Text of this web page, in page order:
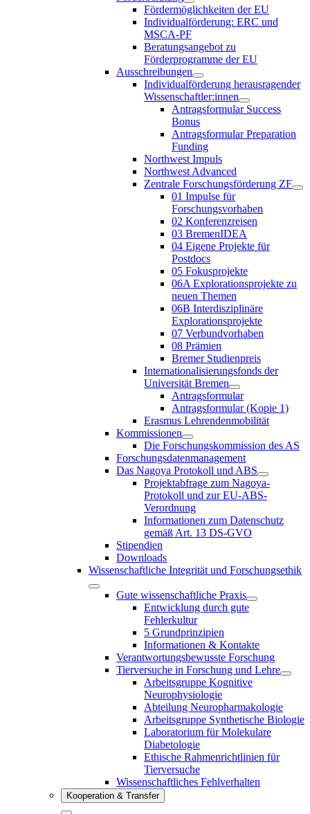
Fördermöglichkeiten der EU
Individualförderung: ERC und
MSCA-PF
Beratungsangebot zu
Förderprogramme der EU
Ausschreibungen
Individualförderung herausragender
Wissenschaftler:innen
Antragsformular Success
Bonus
Antragsformular Preparation
Funding
Northwest Impuls
Northwest Advanced
Zentrale Forschungsförderung ZF
01 Impulse für
Forschungsvorhaben
02 Konferenzreisen
03 BremenIDEA
04 Eigene Projekte für
Postdocs
05 Fokusprojekte
06A Explorationsprojekte zu
neuen Themen
06B Interdisziplinäre
Explorationsprojekte
07 Verbundvorhaben
08 Prämien
Bremer Studienpreis
Internationalisierungsfonds der
Universität Bremen
Antragsformular
Antragsformular (Kopie 1)
Erasmus Lehrendenmobilität
Kommissionen
Die Forschungskommission des AS
Forschungsdatenmanagement
Das Nagoya Protokoll und ABS
Projektabfrage zum Nagoya-
Protokoll und zur EU-ABS-
Verordnung
Informationen zum Datenschutz
gemäß Art. 13 DS-GVO
Stipendien
Downloads
Wissenschaftliche Integrität und Forschungsethik
Gute wissenschaftliche Praxis
Entwicklung durch gute
Fehlerkultur
5 Grundprinzipien
Informationen & Kontakte
Verantwortungsbewusste Forschung
Tierversuche in Forschung und Lehre
Arbeitsgruppe Kognitive
Neurophysiologie
Abteilung Neuropharmakologie
Arbeitsgruppe Synthetische Biologie
Laboratorium für Molekulare
Diabetologie
Ethische Rahmenrichtlinien für
Tierversuche
Wissenschaftliches Fehlverhalten
Kooperation & Transfer